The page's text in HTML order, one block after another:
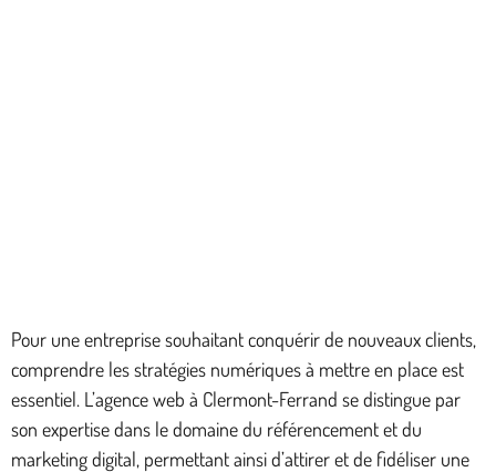
Pour une entreprise souhaitant conquérir de nouveaux clients,
comprendre les stratégies numériques à mettre en place est
essentiel. L’agence web à Clermont-Ferrand se distingue par
son expertise dans le domaine du référencement et du
marketing digital, permettant ainsi d’attirer et de fidéliser une